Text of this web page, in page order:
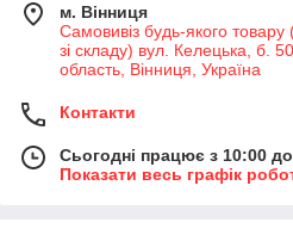
м. Вінниця
Самовивіз будь-якого
зі складу) вул. Келецька, б.
область, Вінниця, Україна
Контакти
Сьогодні працює з 10:00
Показати весь графік